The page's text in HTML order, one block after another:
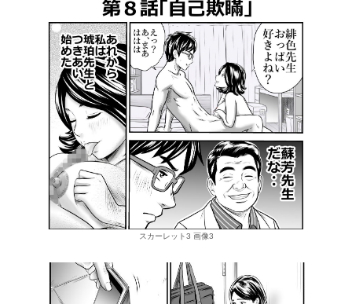
スカーレット3 画像3